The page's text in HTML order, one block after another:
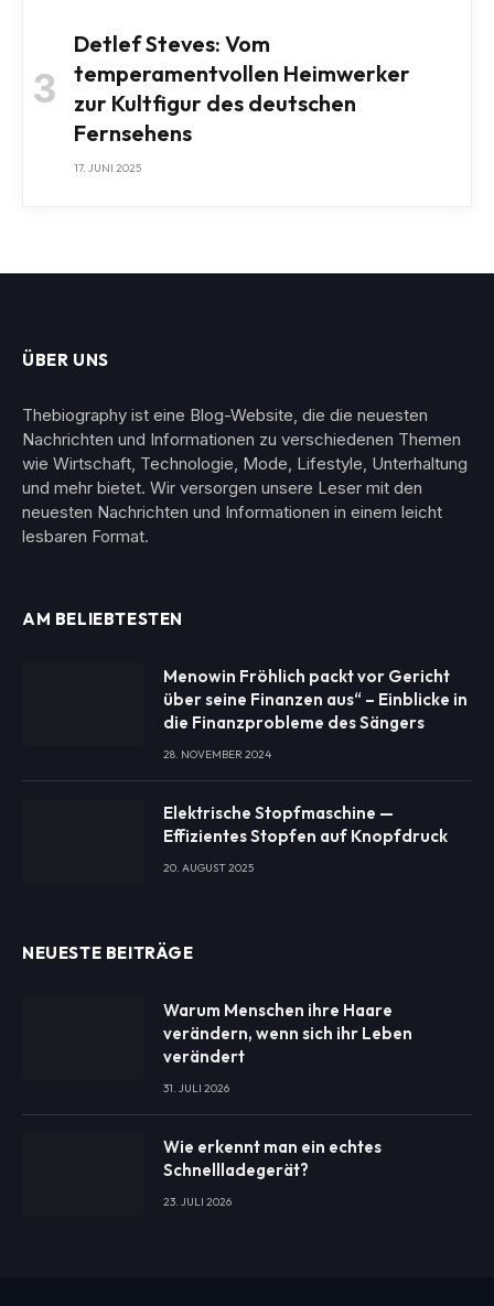
Detlef Steves: Vom
temperamentvollen Heimwerker
zur Kultfigur des deutschen
Fernsehens
17. JUNI 2025
ÜBER UNS
Thebiography ist eine Blog-Website, die die neuesten
Nachrichten und Informationen zu verschiedenen Themen
wie Wirtschaft, Technologie, Mode, Lifestyle, Unterhaltung
und mehr bietet. Wir versorgen unsere Leser mit den
neuesten Nachrichten und Informationen in einem leicht
lesbaren Format.
AM BELIEBTESTEN
Menowin Fröhlich packt vor Gericht
über seine Finanzen aus“ – Einblicke in
die Finanzprobleme des Sängers
28. NOVEMBER 2024
Elektrische Stopfmaschine —
Effizientes Stopfen auf Knopfdruck
20. AUGUST 2025
NEUESTE BEITRÄGE
Warum Menschen ihre Haare
verändern, wenn sich ihr Leben
verändert
31. JULI 2026
Wie erkennt man ein echtes
Schnellladegerät?
23. JULI 2026